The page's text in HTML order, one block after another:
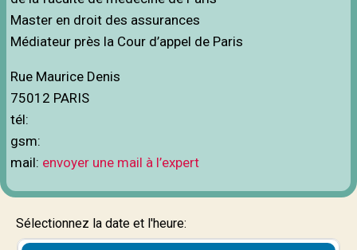
Master en droit des assurances
Médiateur près la Cour d’appel de Paris
Rue Maurice Denis
75012 PARIS
tél:
gsm:
mail: envoyer une mail à l’expert
Sélectionnez la date et l'heure: